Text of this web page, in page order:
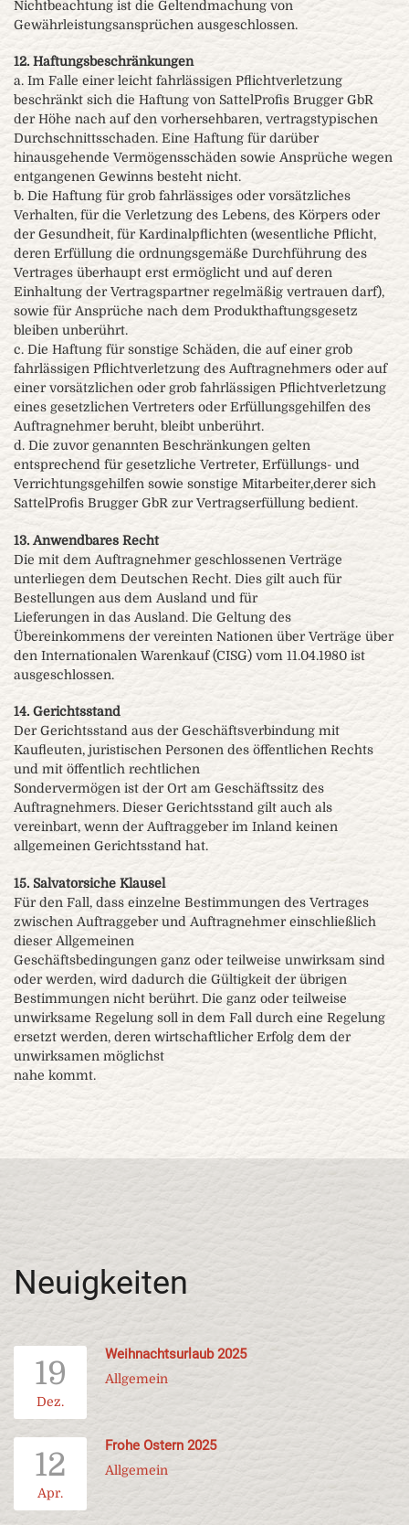
Nichtbeachtung ist die Geltendmachung von
Gewährleistungsansprüchen ausgeschlossen.
12. Haftungsbeschränkungen
a. Im Falle einer leicht fahrlässigen Pflichtverletzung
beschränkt sich die Haftung von SattelProfis Brugger GbR
der Höhe nach auf den vorhersehbaren, vertragstypischen
Durchschnittsschaden. Eine Haftung für darüber
hinausgehende Vermögensschäden sowie Ansprüche wegen
entgangenen Gewinns besteht nicht.
b. Die Haftung für grob fahrlässiges oder vorsätzliches
Verhalten, für die Verletzung des Lebens, des Körpers oder
der Gesundheit, für Kardinalpflichten (wesentliche Pflicht,
deren Erfüllung die ordnungsgemäße Durchführung des
Vertrages überhaupt erst ermöglicht und auf deren
Einhaltung der Vertragspartner regelmäßig vertrauen darf),
sowie für Ansprüche nach dem Produkthaftungsgesetz
bleiben unberührt.
c. Die Haftung für sonstige Schäden, die auf einer grob
fahrlässigen Pflichtverletzung des Auftragnehmers oder auf
einer vorsätzlichen oder grob fahrlässigen Pflichtverletzung
eines gesetzlichen Vertreters oder Erfüllungsgehilfen des
Auftragnehmer beruht, bleibt unberührt.
d. Die zuvor genannten Beschränkungen gelten
entsprechend für gesetzliche Vertreter, Erfüllungs- und
Verrichtungsgehilfen sowie sonstige Mitarbeiter,derer sich
SattelProfis Brugger GbR zur Vertragserfüllung bedient.
13. Anwendbares Recht
Die mit dem Auftragnehmer geschlossenen Verträge
unterliegen dem Deutschen Recht. Dies gilt auch für
Bestellungen aus dem Ausland und für
Lieferungen in das Ausland. Die Geltung des
Übereinkommens der vereinten Nationen über Verträge über
den Internationalen Warenkauf (CISG) vom 11.04.1980 ist
ausgeschlossen.
14. Gerichtsstand
Der Gerichtsstand aus der Geschäftsverbindung mit
Kaufleuten, juristischen Personen des öffentlichen Rechts
und mit öffentlich rechtlichen
Sondervermögen ist der Ort am Geschäftssitz des
Auftragnehmers. Dieser Gerichtsstand gilt auch als
vereinbart, wenn der Auftraggeber im Inland keinen
allgemeinen Gerichtsstand hat.
15. Salvatorsiche Klausel
Für den Fall, dass einzelne Bestimmungen des Vertrages
zwischen Auftraggeber und Auftragnehmer einschließlich
dieser Allgemeinen
Geschäftsbedingungen ganz oder teilweise unwirksam sind
oder werden, wird dadurch die Gültigkeit der übrigen
Bestimmungen nicht berührt. Die ganz oder teilweise
unwirksame Regelung soll in dem Fall durch eine Regelung
ersetzt werden, deren wirtschaftlicher Erfolg dem der
unwirksamen möglichst
nahe kommt.
Neuigkeiten
19
Dez.
Weihnachtsurlaub 2025
Allgemein
12
Apr.
Frohe Ostern 2025
Allgemein